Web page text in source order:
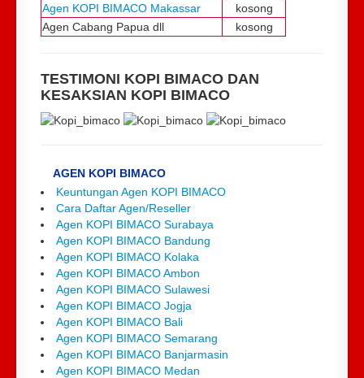
Agen KOPI BIMACO Makassar
kosong
Agen Cabang Papua dll
kosong
TESTIMONI KOPI BIMACO DAN
KESAKSIAN KOPI BIMACO
AGEN KOPI BIMACO
Keuntungan Agen KOPI BIMACO
Cara Daftar Agen/Reseller
Agen KOPI BIMACO Surabaya
Agen KOPI BIMACO Bandung
Agen KOPI BIMACO Kolaka
Agen KOPI BIMACO Ambon
Agen KOPI BIMACO Sulawesi
Agen KOPI BIMACO Jogja
Agen KOPI BIMACO Bali
Agen KOPI BIMACO Semarang
Agen KOPI BIMACO Banjarmasin
Agen KOPI BIMACO Medan